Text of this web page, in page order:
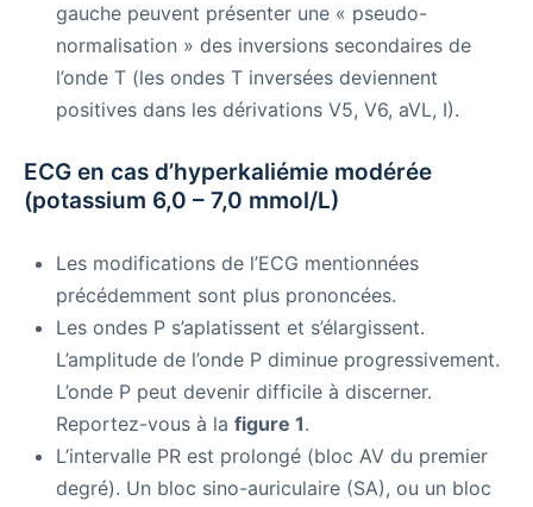
gauche peuvent présenter une « pseudo-
normalisation » des inversions secondaires de
l’onde T (les ondes T inversées deviennent
positives dans les dérivations V5, V6, aVL, I).
ECG en cas d’hyperkaliémie modérée
(potassium 6,0 – 7,0 mmol/L)
Les modifications de l’ECG mentionnées
précédemment sont plus prononcées.
Les ondes P s’aplatissent et s’élargissent.
L’amplitude de l’onde P diminue progressivement.
L’onde P peut devenir difficile à discerner.
Reportez-vous à la figure 1.
L’intervalle PR est prolongé (bloc AV du premier
degré). Un bloc sino-auriculaire (SA), ou un bloc